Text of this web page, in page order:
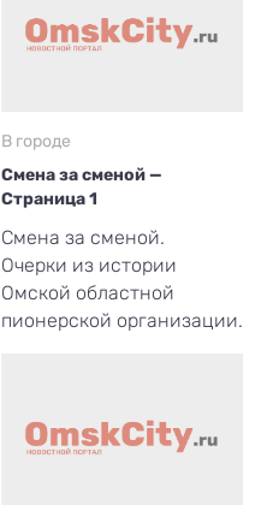
В городе
Смена за сменой —
Страница 1
Смена за сменой.
Очерки из истории
Омской областной
пионерской организации.